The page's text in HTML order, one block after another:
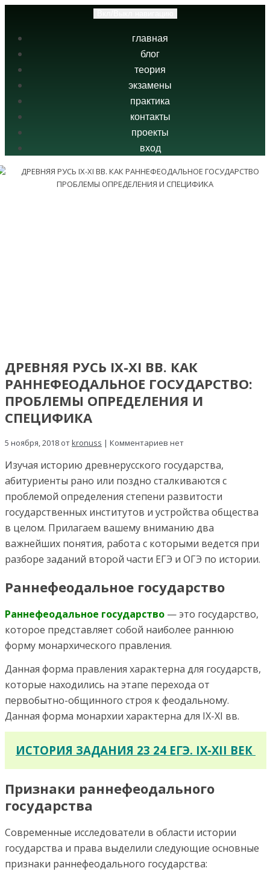
главная
блог
теория
экзамены
практика
контакты
проекты
вход
ДРЕВНЯЯ РУСЬ IX-XI ВВ. КАК
РАННЕФЕОДАЛЬНОЕ ГОСУДАРСТВО:
ПРОБЛЕМЫ ОПРЕДЕЛЕНИЯ И
СПЕЦИФИКА
5 ноября, 2018 отkronuss | Комментариев нет
Изучая историю древнерусского государства,
абитуриенты рано или поздно сталкиваются с
проблемой определения степени развитости
государственных институтов и устройства общества
в целом. Прилагаем вашему вниманию два
важнейших понятия, работа с которыми ведется при
разборе заданий второй части ЕГЭ и ОГЭ по истории.
Раннефеодальное государство
Раннефеодальное государство — это государство,
которое представляет собой наиболее раннюю
форму монархического правления.
Данная форма правления характерна для государств,
которые находились на этапе перехода от
первобытно-общинного строя к феодальному.
Данная форма монархии характерна для IX-XI вв.
ИСТОРИЯ ЗАДАНИЯ 23 24 ЕГЭ. IX-XII ВЕК
Признаки раннефеодального
государства
Современные исследователи в области истории
государства и права выделили следующие основные
признаки раннефеодального государства: